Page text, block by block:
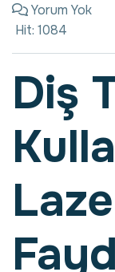
Yorum Yok
Hit: 1084
Diş